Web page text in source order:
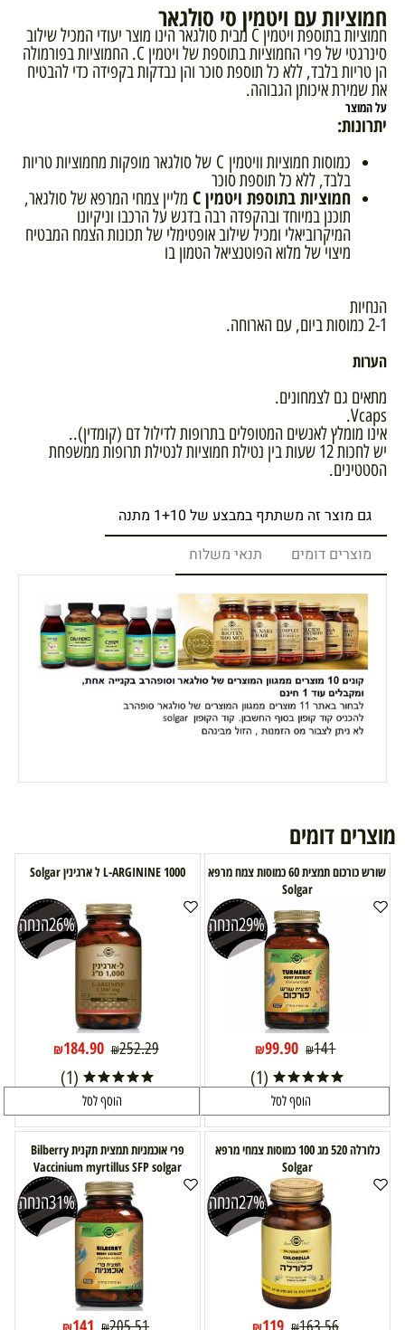
חמוציות עם ויטמין סי סולגאר
חמוציות בתוספת ויטמין C מבית סולגאר הינו מוצר יעודי המכיל שילוב
סינרגטי של פרי החמוציות בתוספת של ויטמין C. החמוציות בפורמולה
הן טריות בלבד, ללא כל תוספת סוכר והן נבדקות בקפידה כדי להבטיח
את שמירת איכותן הגבוהה.
על המוצר
יתרונות:
כמוסות חמוציות וויטמין C של סולגאר מופקות מחמוציות טריות
בלבד, ללא כל תוספת סוכר
חמוציות בתוספת ויטמין C
מליין צמחי המרפא של סולגאר,
תוכנן במיוחד ובהקפדה רבה בדגש על הרכבו וניקיונו
המיקרוביאלי ומכיל שילוב אופטימלי של תכונות הצמח המבטיח
מיצוי של מלוא הפוטנציאל הטמון בו
הנחיות
2-1 כמוסות ביום, עם הארוחה.
הערות
מתאים גם לצמחונים.
Vcaps.
אינו מומלץ לאנשים המטופלים בתרופות לדילול דם (קומדין)..
יש לחכות 12 שעות בין נטילת חמוציות לנטילת תרופות ממשפחת
הסטטינים.
גם מוצר זה משתתף במבצע של 1+10 מתנה
מוצרים דומים
תנאי משלוח
מוצרים דומים
שורש כורכום תמצית 60 כמוסות צמח מרפא
Solgar
29%הנחה
₪141
₪99.90
(1)
הוסף לסל
L-ARGININE 1000 ל ארגינין Solgar
26%הנחה
₪252.29
₪184.90
(1)
הוסף לסל
כלורלה 520 מג 100 כמוסות צמחי מרפא
Solgar
27%הנחה
פרי אוכמניות תמצית תקנית Bilberry
Vaccinium myrtillus SFP solgar
31%הנחה